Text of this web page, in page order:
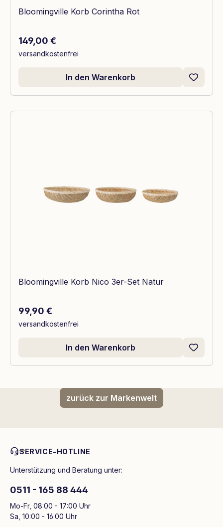
Bloomingville Korb Corintha Rot
Regulärer Preis:
149,00 €
versandkostenfrei
In den Warenkorb
Bloomingville Korb Nico 3er-Set Natur
Regulärer Preis:
99,90 €
versandkostenfrei
In den Warenkorb
zurück zur Markenwelt
SERVICE-HOTLINE
Unterstützung und Beratung unter:
0511 - 165 88 444
Mo-Fr, 08:00 - 17:00 Uhr
Sa, 10:00 - 16:00 Uhr